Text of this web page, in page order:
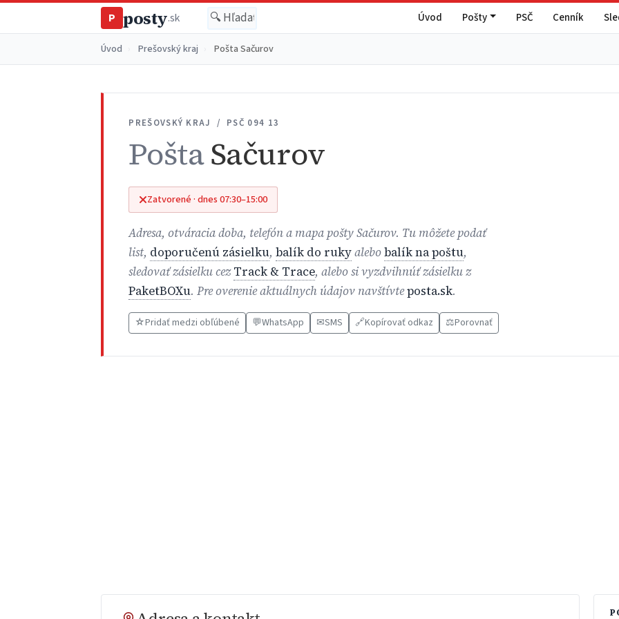
P posty.sk Úvod Pošty PSČ Cenník
Úvod Prešovský kraj Pošta Sačurov
PREŠOVSKÝ KRAJ / PSČ 094 13
PoštaSačurov
Zatvorené · dnes 07:30–15:00
Adresa, otváracia doba, telefón a mapa pošty Sačurov. Tu môžete podať
list, doporučenú zásielku,balík do rukyalebobalík na poštu,
sledovať zásielku cezTrack & Trace, alebo si vyzdvihnúť zásielku z
PaketBOXu. Pre overenie aktuálnych údajov navštívteposta.sk.
☆Pridať medzi obľúbené 💬WhatsApp ✉SMS 🔗Kopírovať odkaz ⚖️Porovnať